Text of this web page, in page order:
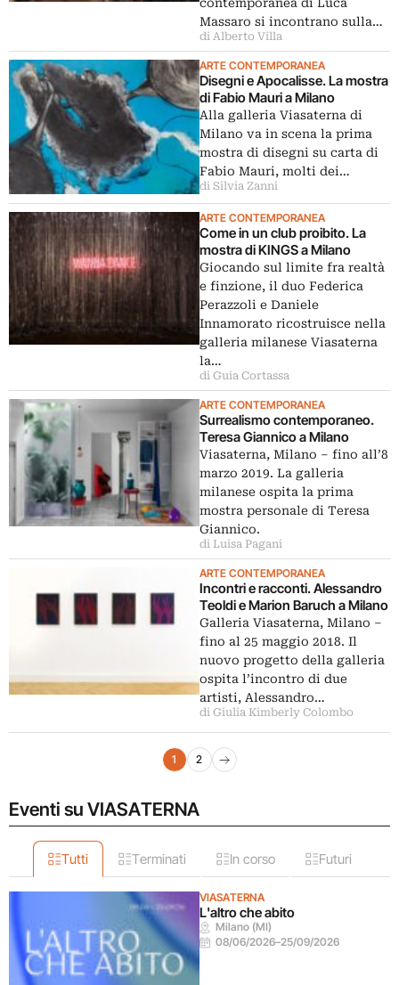
Massaro si incontrano sulla…
di Alberto Villa
ARTE CONTEMPORANEA
Disegni e Apocalisse. La mostra
di Fabio Mauri a Milano
Alla galleria Viasaterna di
Milano va in scena la prima
mostra di disegni su carta di
Fabio Mauri, molti dei…
di Silvia Zanni
ARTE CONTEMPORANEA
Come in un club proibito. La
mostra di KINGS a Milano
Giocando sul limite fra realtà
e finzione, il duo Federica
Perazzoli e Daniele
Innamorato ricostruisce nella
galleria milanese Viasaterna
la…
di Guia Cortassa
ARTE CONTEMPORANEA
Surrealismo contemporaneo.
Teresa Giannico a Milano
Viasaterna, Milano ‒ fino all’8
marzo 2019. La galleria
milanese ospita la prima
mostra personale di Teresa
Giannico.
di Luisa Pagani
ARTE CONTEMPORANEA
Incontri e racconti. Alessandro
Teoldi e Marion Baruch a Milano
Galleria Viasaterna, Milano –
fino al 25 maggio 2018. Il
nuovo progetto della galleria
ospita l’incontro di due
artisti, Alessandro…
di Giulia Kimberly Colombo
Navigazione articoli
1 2
Pagina successiva
Eventi su VIASATERNA
Tutti Terminati In corso Futuri
VIASATERNA
L'altro che abito
Milano (MI)
08/06/2026–25/09/2026